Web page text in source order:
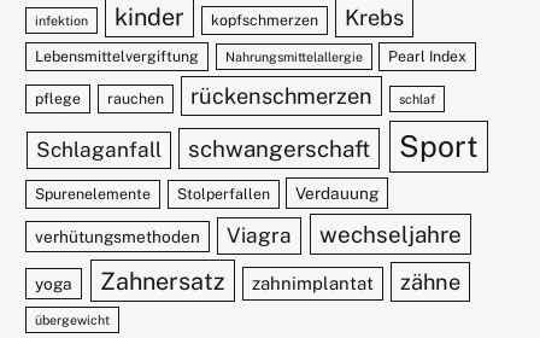
infektion kinder kopfschmerzen Krebs
Lebensmittelvergiftung Nahrungsmittelallergie Pearl Index
pflege rauchen rückenschmerzen schlaf
Schlaganfall schwangerschaft Sport
Spurenelemente Stolperfallen Verdauung
verhütungsmethoden Viagra wechseljahre
yoga Zahnersatz zahnimplantat zähne
übergewicht